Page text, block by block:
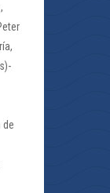
de